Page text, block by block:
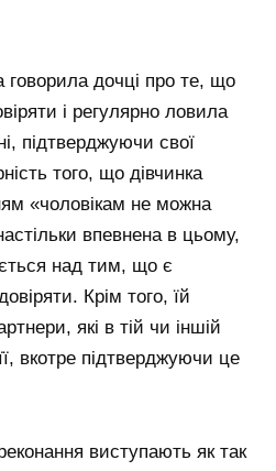
дочці про те, що
і регулярно ловила
підтверджуючи свої
того, що дівчинка
«чоловікам не можна
впевнена в цьому,
над тим, що є
Крім того, їй
які в тій чи іншій
вкотре підтверджуючи це
виступають як так